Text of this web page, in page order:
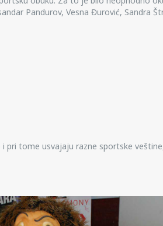
Pandurov, Vesna Đurović, Sandra
pri tome usvajaju razne sportske